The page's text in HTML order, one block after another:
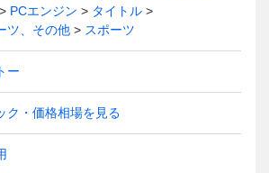
PCエンジン
タイトル
ツ、その他
スポーツ
ー
ク・価格相場を見る